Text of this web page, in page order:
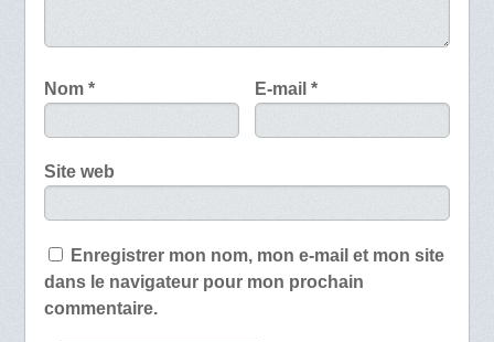
Nom * E-mail*
Site web
Enregistrer mon nom, mon e-mail et mon site
dans le navigateur pour mon prochain
commentaire.